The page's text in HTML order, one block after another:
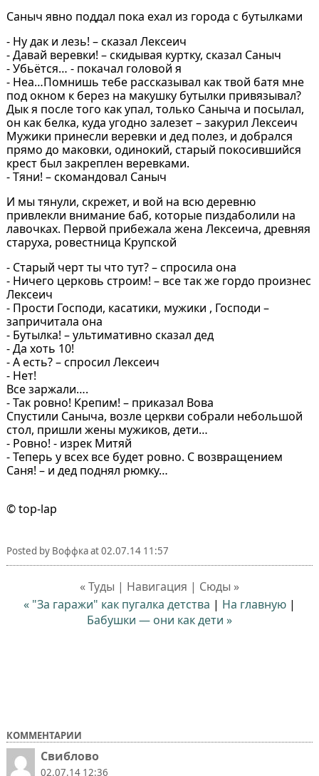
Саныч явно поддал пока ехал из города с бутылками
- Ну дак и лезь! – сказал Лексеич
- Давай веревки! – скидывая куртку, сказал Саныч
- Убьётся… - покачал головой я
- Неа…Помнишь тебе рассказывал как твой батя мне
под окном к берез на макушку бутылки привязывал?
Дык я после того как упал, только Саныча и посылал,
он как белка, куда угодно залезет – закурил Лексеич
Мужики принесли веревки и дед полез, и добрался
прямо до маковки, одинокий, старый покосившийся
крест был закреплен веревками.
- Тяни! – скомандовал Саныч
И мы тянули, скрежет, и вой на всю деревню
привлекли внимание баб, которые пиздаболили на
лавочках. Первой прибежала жена Лексеича, древняя
старуха, ровестница Крупской
- Старый черт ты что тут? – спросила она
- Ничего церковь строим! – все так же гордо произнес
Лексеич
- Прости Господи, касатики, мужики , Господи –
запричитала она
- Бутылка! – ультимативно сказал дед
- Да хоть 10!
- А есть? – спросил Лексеич
- Нет!
Все заржали….
- Так ровно! Крепим! – приказал Вова
Спустили Саныча, возле церкви собрали небольшой
стол, пришли жены мужиков, дети…
- Ровно! - изрек Митяй
- Теперь у всех все будет ровно. С возвращением
Саня! – и дед поднял рюмку…
© top-lap
Posted by Воффкаat02.07.14 11:57
« Туды | Навигация | Сюды »
« "За гаражи" как пугалка детства | На главную |
Бабушки — они как дети »
КОММЕНТАРИИ
Свиблово
02.07.14 12:36